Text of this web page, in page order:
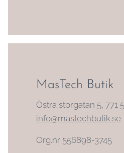
MasTech Butik
Östra storgatan 5, 771
info@mastechbutik.se
Org.nr 556898-3745